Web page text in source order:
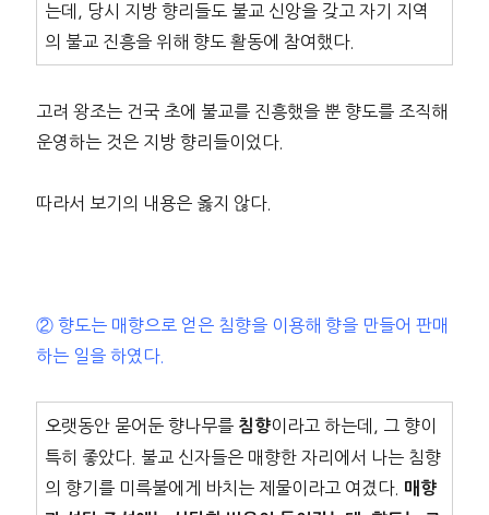
는데, 당시 지방 향리들도 불교 신앙을 갖고 자기 지역
의 불교 진흥을 위해 향도 활동에 참여했다.
고려 왕조는 건국 초에 불교를 진흥했을 뿐 향도를 조직해
운영하는 것은 지방 향리들이었다.
따라서 보기의 내용은 옳지 않다.
② 향도는 매향으로 얻은 침향을 이용해 향을 만들어 판매
하는 일을 하였다.
오랫동안 묻어둔 향나무를 침향이라고 하는데, 그 향이
특히 좋았다. 불교 신자들은 매향한 자리에서 나는 침향
의 향기를 미륵불에게 바치는 제물이라고 여겼다. 매향